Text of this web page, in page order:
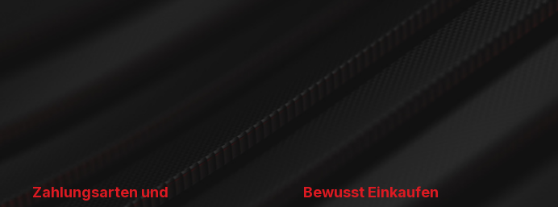
Zahlungsarten und
Bewusst Einkaufen